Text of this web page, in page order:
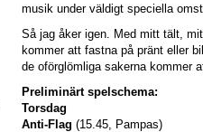
musik under väldigt speciella
Så jag åker igen. Med mitt tält,
kommer att fastna på pränt eller
de oförglömliga sakerna kommer
Preliminärt spelschema:
Torsdag
Anti-Flag (15.45, Pampas)